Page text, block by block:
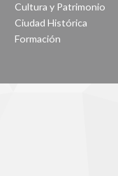
Cultura y Patrimonio
Ciudad Histórica
Formación